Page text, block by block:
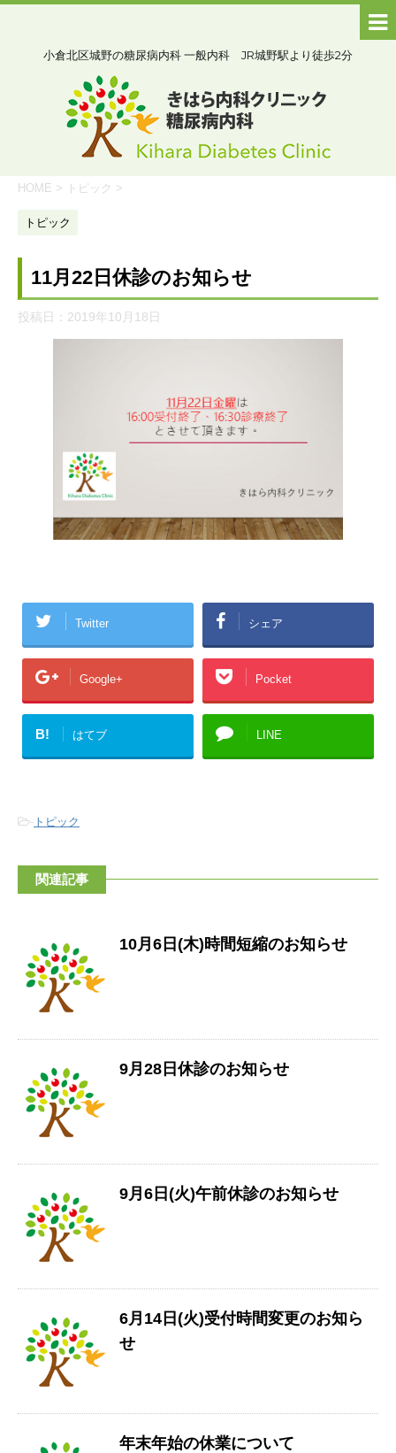
小倉北区城野の糖尿病内科 一般内科 JR城野駅より徒歩2分
HOME > トピック >
トピック
11月22日休診のお知らせ
投稿日： 2019年10月18日
Twitter シェア
Google+ Pocket
B! はてブ LINE
- トピック
関連記事
10月6日(木)時間短縮のお知らせ
9月28日休診のお知らせ
9月6日(火)午前休診のお知らせ
6月14日(火)受付時間変更のお知ら
せ
年末年始の休業について